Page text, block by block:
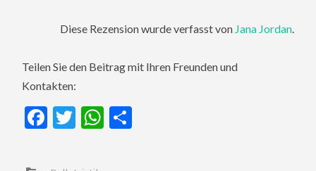
Diese Rezension wurde verfasst von Jana Jordan.
Teilen Sie den Beitrag mit Ihren Freunden und
Kontakten:
Facebook
TwitterWhatsApp